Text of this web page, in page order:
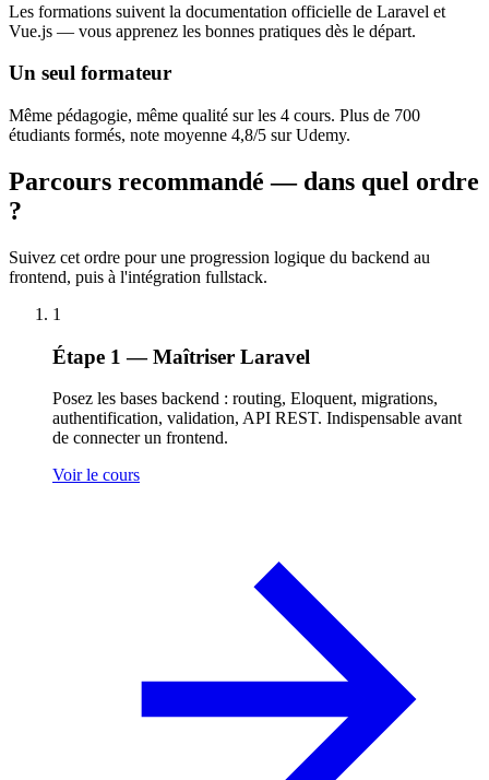
Les formations suivent la documentation officielle de Laravel et
Vue.js — vous apprenez les bonnes pratiques dès le départ.
Un seul formateur
Même pédagogie, même qualité sur les 4 cours. Plus de 700
étudiants formés, note moyenne 4,8/5 sur Udemy.
Parcours recommandé — dans quel ordre
?
Suivez cet ordre pour une progression logique du backend au
frontend, puis à l'intégration fullstack.
1
Étape 1 — Maîtriser Laravel
Posez les bases backend : routing, Eloquent, migrations,
authentification, validation, API REST. Indispensable avant
de connecter un frontend.
Voir le cours